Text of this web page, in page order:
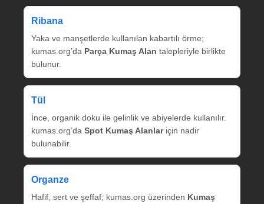
Ribana
Yaka ve manşetlerde kullanılan kabartılı örme;
kumas.org’da Parça Kumaş Alan talepleriyle birlikte
bulunur.
Tül
İnce, organik doku ile gelinlik ve abiyelerde kullanılır.
kumas.org’da Spot Kumaş Alanlariçin nadir
bulunabilir.
Organze
Hafif, sert ve şeffaf; kumas.org üzerinden Kumaş